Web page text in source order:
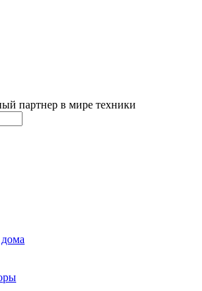
партнер в мире техники